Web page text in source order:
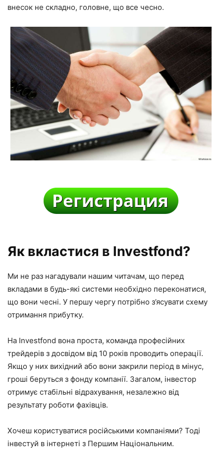
внесок не складно, головне, що все чесно.
Як вкластися в Investfond?
Ми не раз нагадували нашим читачам, що перед
вкладами в будь-які системи необхідно переконатися,
що вони чесні. У першу чергу потрібно з’ясувати схему
отримання прибутку.
На Investfond вона проста, команда професійних
трейдерів з досвідом від 10 років проводить операції.
Якщо у них вихідний або вони закрили період в мінус,
гроші беруться з фонду компанії. Загалом, інвестор
отримує стабільні відрахування, незалежно від
результату роботи фахівців.
Хочеш користуватися російськими компаніями? Тоді
інвестуй в інтернеті з Першим Національним.